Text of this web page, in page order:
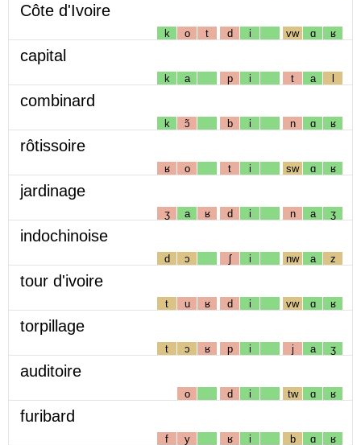
Côte d'Ivoire
k o t d i vw ɑ ʁ
capital
k a p i t a l
combinard
k ɔ̃ b i n ɑ ʁ
rôtissoire
ʁ o t i sw ɑ ʁ
jardinage
ʒ a ʁ d i n a ʒ
indochinoise
d ɔ ʃ i nw a z
tour d'ivoire
t u ʁ d i vw ɑ ʁ
torpillage
t ɔ ʁ p i j a ʒ
auditoire
o d i tw ɑ ʁ
furibard
f y ʁ i b ɑ ʁ